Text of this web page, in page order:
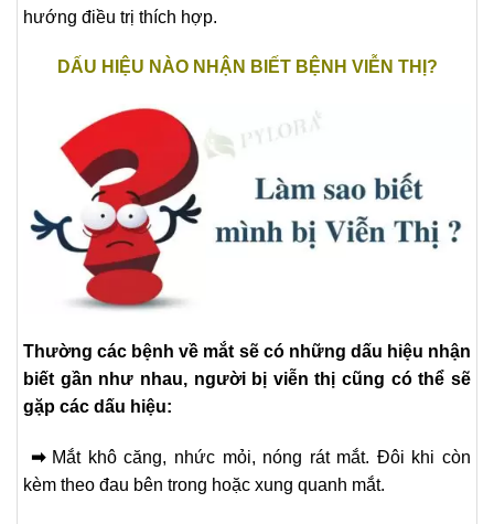
hướng điều trị thích hợp.
DẤU HIỆU NÀO NHẬN BIẾT BỆNH VIỄN THỊ?
Thường các bệnh về mắt sẽ có những dấu hiệu nhận
biết gần như nhau, người bị viễn thị cũng có thể sẽ
gặp các dấu hiệu:
➡Mắt khô căng, nhức mỏi, nóng rát mắt. Đôi khi còn
kèm theo đau bên trong hoặc xung quanh mắt.